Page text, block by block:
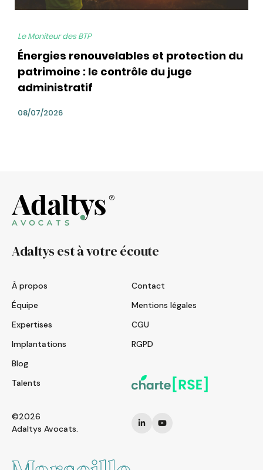
Le Moniteur des BTP
Énergies renouvelables et protection du
patrimoine : le contrôle du juge
administratif
08/07/2026
Adaltys est à votre écoute
À propos
Équipe
Expertises
Implantations
Blog
Talents
Contact
Mentions légales
CGU
RGPD
©2026
Adaltys Avocats.